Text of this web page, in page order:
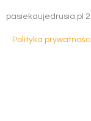
pasiekaujedrusia.pl
Polityka prywatności